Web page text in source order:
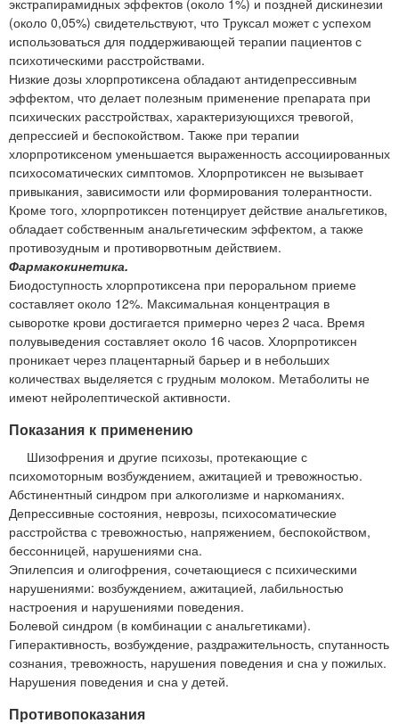
(около 0,05%) свидетельствуют, что Труксал может с успехом
использоваться для поддерживающей терапии пациентов с
психотическими расстройствами.
Низкие дозы хлорпротиксена обладают антидепрессивным
эффектом, что делает полезным применение препарата при
психических расстройствах, характеризующихся тревогой,
депрессией и беспокойством. Также при терапии
хлорпротиксеном уменьшается выраженность ассоциированных
психосоматических симптомов. Хлорпротиксен не вызывает
привыкания, зависимости или формирования толерантности.
Кроме того, хлорпротиксен потенцирует действие анальгетиков,
обладает собственным анальгетическим эффектом, а также
противозудным и противорвотным действием.
Фармакокинетика.
Биодоступность хлорпротиксена при пероральном приеме
составляет около 12%. Максимальная концентрация в
сыворотке крови достигается примерно через 2 часа. Время
полувыведения составляет около 16 часов. Хлорпротиксен
проникает через плацентарный барьер и в небольших
количествах выделяется с грудным молоком. Метаболиты не
имеют нейролептической активности.
Показания к применению
Шизофрения и другие психозы, протекающие с
психомоторным возбуждением, ажитацией и тревожностью.
Абстинентный синдром при алкоголизме и наркоманиях.
Депрессивные состояния, неврозы, психосоматические
расстройства с тревожностью, напряжением, беспокойством,
бессонницей, нарушениями сна.
Эпилепсия и олигофрения, сочетающиеся с психическими
нарушениями: возбуждением, ажитацией, лабильностью
настроения и нарушениями поведения.
Болевой синдром (в комбинации с анальгетиками).
Гиперактивность, возбуждение, раздражительность, спутанность
сознания, тревожность, нарушения поведения и сна у пожилых.
Нарушения поведения и сна у детей.
Противопоказания